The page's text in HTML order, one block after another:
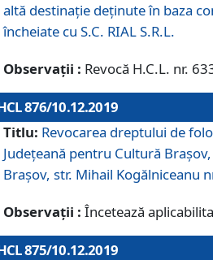
altă destinație deținute în baza
încheiate cu S.C. RIAL S.R.L.
Observații : Revocă H.C.L. nr.
876/10.12.2019
Titlu: Revocarea dreptului de
Judeţeană pentru Cultură
Braşov, str. Mihail Kogălniceanu
Observații : Încetează
875/10.12.2019